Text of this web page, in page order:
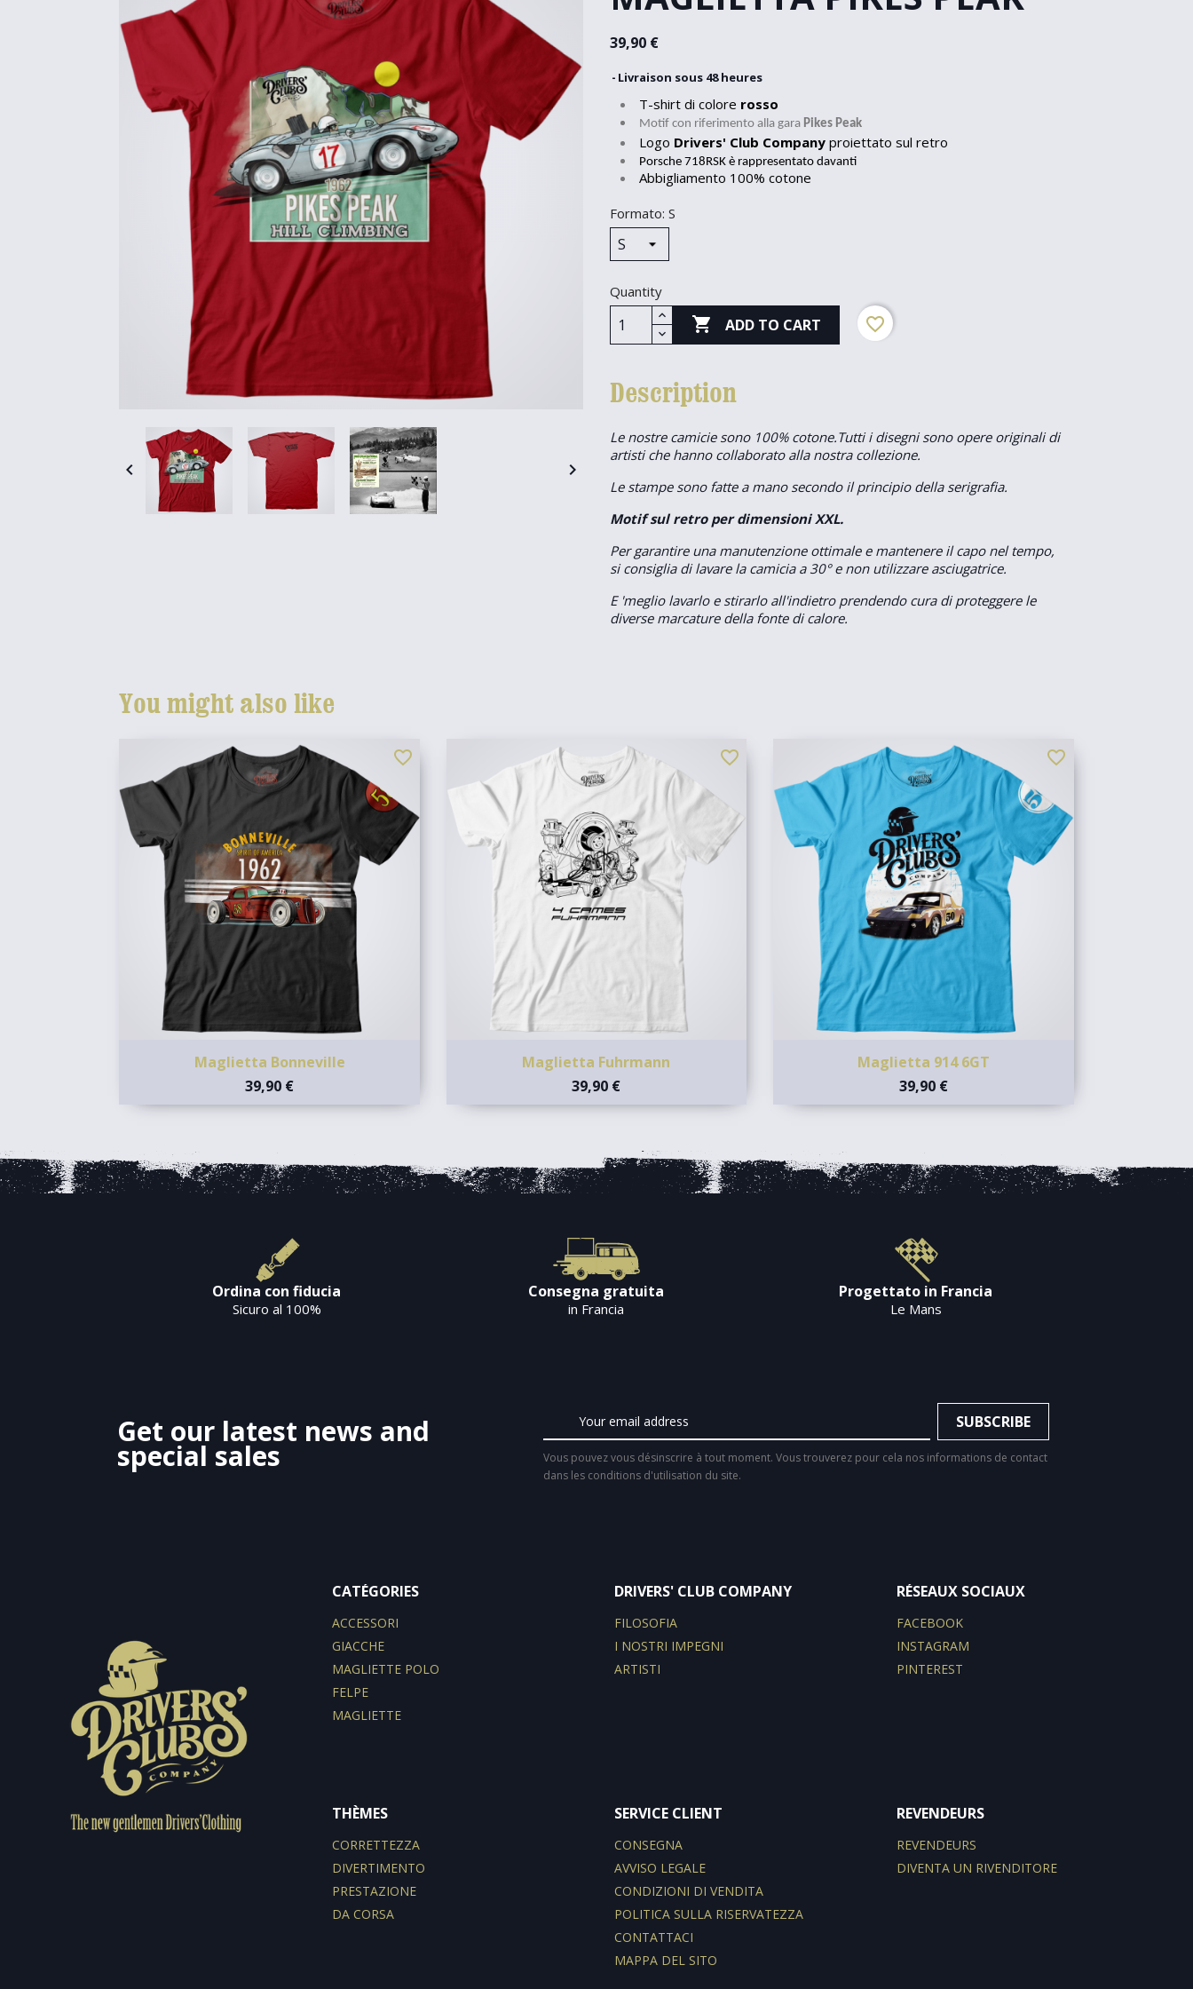
 
39,90 €
Livraison sous 48 heures
T-shirt di colore rosso
Motif con riferimento alla gara Pikes Peak
Logo Drivers' Club Company proiettato sul retro
Porsche 718RSK è rappresentato davanti
Abbigliamento 100% cotone
Formato: S
Quantity
 ADD TO CART favorite_border
Description
Le nostre camicie sono 100% cotone.Tutti i disegni sono opere originali di
artisti che hanno collaborato alla nostra collezione.
Le stampe sono fatte a mano secondo il principio della serigrafia.
Motif sul retro per dimensioni XXL.
Per garantire una manutenzione ottimale e mantenere il capo nel tempo,
si consiglia di lavare la camicia a 30° e non utilizzare asciugatrice.
E 'meglio lavarlo e stirarlo all'indietro prendendo cura di proteggere le
diverse marcature della fonte di calore.
You might also like
Maglietta Bonneville
39,90 €
favorite_border
Maglietta Fuhrmann
39,90 €
favorite_border
Maglietta 914 6GT
39,90 €
favorite_border
Ordina con fiducia
Sicuro al 100%
Consegna gratuita
in Francia
Progettato in Francia
Le Mans
Get our latest news and
special sales
Vous pouvez vous désinscrire à tout moment. Vous trouverez pour cela nos informations de contact
dans les conditions d'utilisation du site.
CATÉGORIES
ACCESSORI
GIACCHE
MAGLIETTE POLO
FELPE
MAGLIETTE
DRIVERS' CLUB COMPANY
FILOSOFIA
I NOSTRI IMPEGNI
ARTISTI
RÉSEAUX SOCIAUX
FACEBOOK
INSTAGRAM
PINTEREST
THÈMES
CORRETTEZZA
DIVERTIMENTO
PRESTAZIONE
DA CORSA
SERVICE CLIENT
CONSEGNA
AVVISO LEGALE
CONDIZIONI DI VENDITA
POLITICA SULLA RISERVATEZZA
CONTATTACI
MAPPA DEL SITO
REVENDEURS
REVENDEURS
DIVENTA UN RIVENDITORE